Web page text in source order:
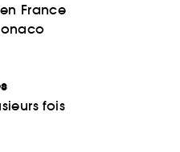
France
fois